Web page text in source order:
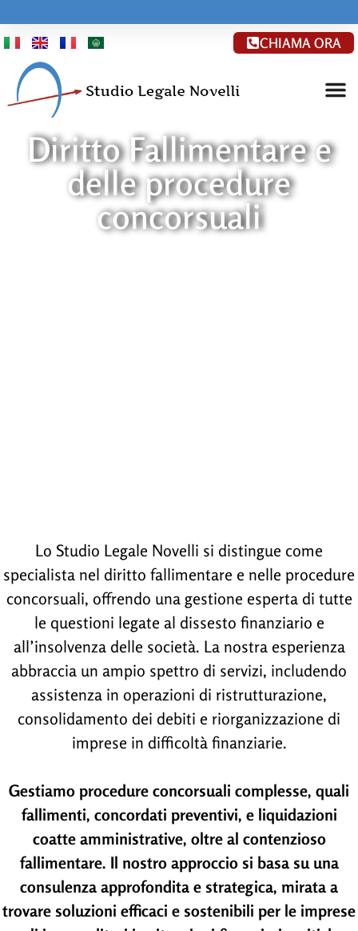
CHIAMA ORA
Diritto Fallimentare e
delle procedure
concorsuali
Lo Studio Legale Novelli si distingue come
specialista nel diritto fallimentare e nelle procedure
concorsuali, offrendo una gestione esperta di tutte
le questioni legate al dissesto finanziario e
all’insolvenza delle società. La nostra esperienza
abbraccia un ampio spettro di servizi, includendo
assistenza in operazioni di ristrutturazione,
consolidamento dei debiti e riorganizzazione di
imprese in difficoltà finanziarie.
Gestiamo procedure concorsuali complesse, quali
fallimenti, concordati preventivi, e liquidazioni
coatte amministrative, oltre al contenzioso
fallimentare. Il nostro approccio si basa su una
consulenza approfondita e strategica, mirata a
trovare soluzioni efficaci e sostenibili per le imprese